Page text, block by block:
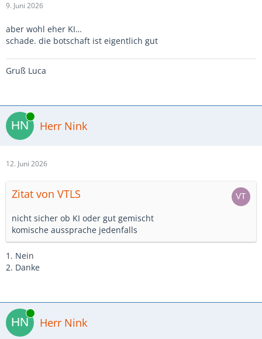
9. Juni 2026
aber wohl eher KI…
schade. die botschaft ist eigentlich gut
Gruß Luca
Online
Herr Nink
12. Juni 2026
Zitat von VTLS
nicht sicher ob KI oder gut gemischt
komische aussprache jedenfalls
1. Nein
2. Danke
Online
Herr Nink